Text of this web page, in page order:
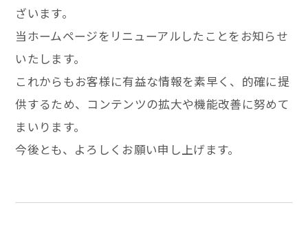
ざいます。
当ホームページをリニューアルしたことをお知らせ
いたします。
これからもお客様に有益な情報を素早く、的確に提
供するため、コンテンツの拡大や機能改善に努めて
まいります。
今後とも、よろしくお願い申し上げます。